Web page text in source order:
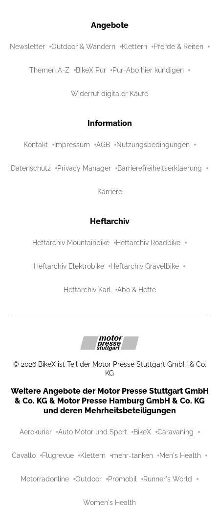
Angebote
Newsletter Outdoor & Wandern Klettern Pferde & Reiten
Themen A-Z BikeX Pur Pur-Abo hier kündigen
Widerruf digitaler Käufe
Information
Kontakt Impressum AGB Nutzungsbedingungen
Datenschutz Privacy Manager Barrierefreiheitserklaerung
Karriere
Heftarchiv
Heftarchiv Mountainbike Heftarchiv Roadbike
Heftarchiv Elektrobike Heftarchiv Gravelbike
Heftarchiv Karl Abo & Hefte
© 2026 BikeX ist Teil der Motor Presse Stuttgart GmbH & Co.
KG
Weitere Angebote der Motor Presse Stuttgart GmbH
& Co. KG & Motor Presse Hamburg GmbH & Co. KG
und deren Mehrheitsbeteiligungen
Aerokurier Auto Motor und Sport BikeX Caravaning
Cavallo Flugrevue Klettern mehr-tanken Men's Health
Motorradonline Outdoor Promobil Runner's World
Women's Health